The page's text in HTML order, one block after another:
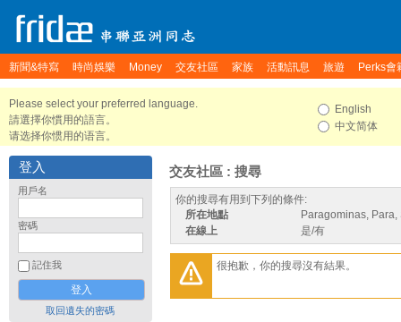
新聞&特寫 時尚娛樂 Money 交友社區 家族 活動訊息 旅遊 Perks會
Please select your preferred language.
請選擇你慣用的語言。
请选择你惯用的语言。
English
中文简体
登入
用戶名
密碼
記住我
取回遺失的密碼
交友社區 : 搜尋
你的搜尋有用到下列的條件:
所在地點
Paragominas,
在線上
是/有
很抱歉，你的搜尋沒有結果。